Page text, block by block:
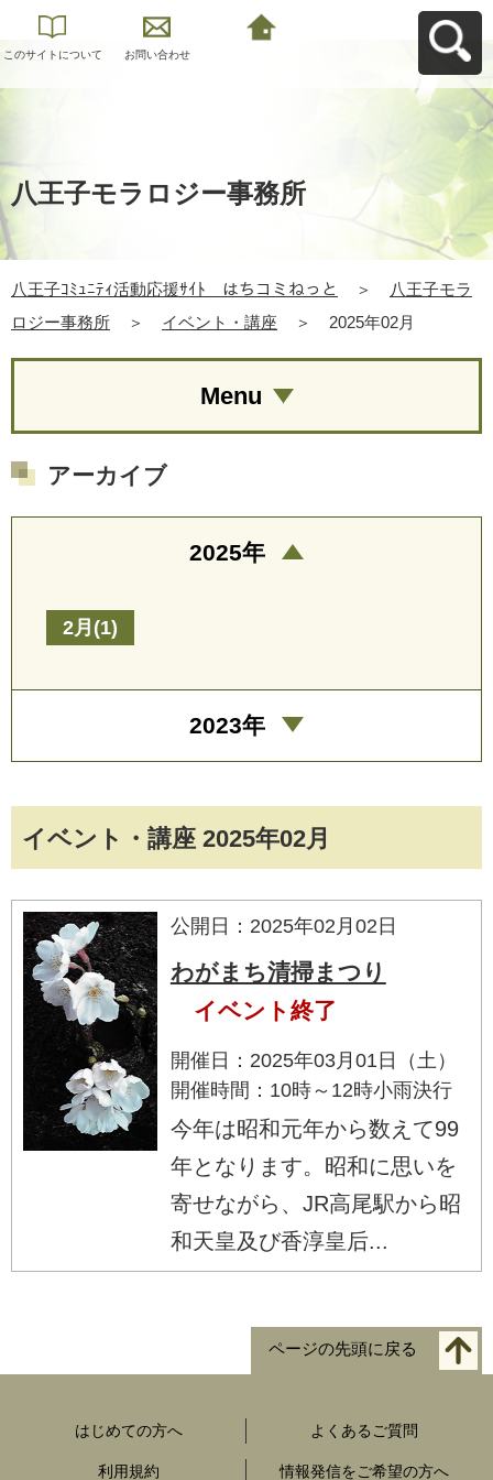
このサイトについて お問い合わせ
八王子モラロジー事務所
八王子ｺﾐｭﾆﾃｨ活動応援ｻｲﾄ はちコミねっと ＞
八王子モラ
ロジー事務所
＞ イベント・講座 ＞ 2025年02月
イベント・講座 2025年02月
公開日：2025年02月02日
わがまち清掃まつり
イベント終了
開催日：2025年03月01日（土）
開催時間：10時～12時小雨決行
今年は昭和元年から数えて99
年となります。昭和に思いを
寄せながら、JR高尾駅から昭
和天皇及び香淳皇后...
Menu
アーカイブ
2025年
2月(1)
2023年
ページの先頭に戻る
はじめての方へ よくあるご質問
利用規約 情報発信をご希望の方へ